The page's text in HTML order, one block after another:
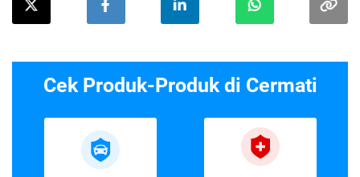
Cek Produk-Produk di Cermati